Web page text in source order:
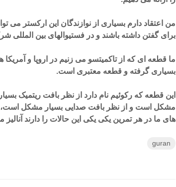
من اعتقاد دارم بسیاری از نوازندگان این ارکستر می
برای گفتن داشته باشند و در فستیوالهای بین المللی
ما قطعه ای که از تاکمیتسو می زنیم در اروپا و
بسیاری گرفته و قطعه معتبری است.
این قطعه که رکوئیم نام دارد از نظر بافت ریتمیک
مشکل است و از نظر بافت صدایی بسیار مشکل است،
های ما در هر تمرین یکی یکی این حالات را دارند آنالیز
guran